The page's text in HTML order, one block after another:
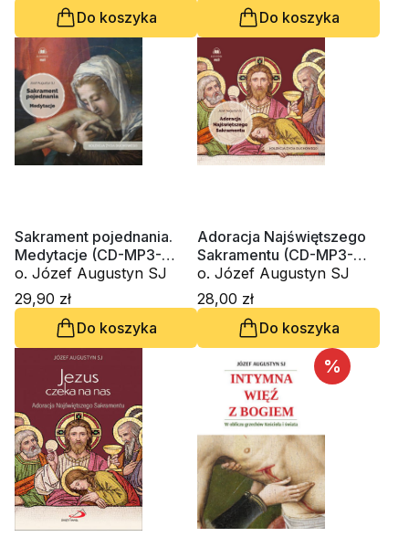
Do koszyka Do koszyka
Sakrament pojednania.
Medytacje (CD-MP3-
audiobook)
o. Józef Augustyn SJ
29,90 zł
Do koszyka
Adoracja Najświętszego
Sakramentu (CD-MP3-
audiobook)
o. Józef Augustyn SJ
28,00 zł
Do koszyka
%